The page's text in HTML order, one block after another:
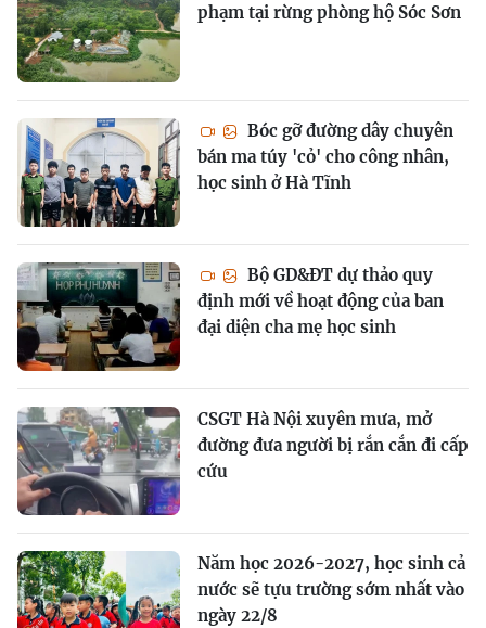
phạm tại rừng phòng hộ Sóc Sơn
Bóc gỡ đường dây chuyên
bán ma túy 'cỏ' cho công nhân,
học sinh ở Hà Tĩnh
Bộ GD&ĐT dự thảo quy
định mới về hoạt động của ban
đại diện cha mẹ học sinh
CSGT Hà Nội xuyên mưa, mở
đường đưa người bị rắn cắn đi cấp
cứu
Năm học 2026-2027, học sinh cả
nước sẽ tựu trường sớm nhất vào
ngày 22/8